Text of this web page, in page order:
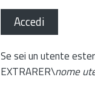
Accedi
Se sei un utente
EXTRARER\nome